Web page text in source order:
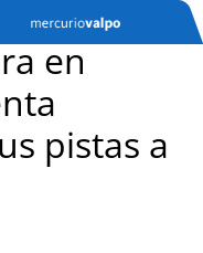
en
pistas a